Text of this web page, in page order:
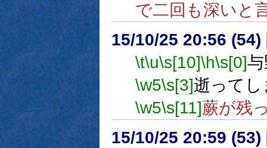
で二回も深いと
15/10/25 20:56 (54)
\t\u\s[10]\h\s[0]
\w5\s[3]逝って
\w5\s[11]蕨が残
15/10/25 20:59 (53)